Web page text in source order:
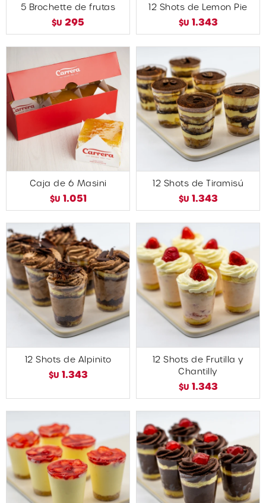
5 Brochette de frutas
$U 295
12 Shots de Lemon Pie
$U 1.343
Caja de 6 Masini
$U 1.051
12 Shots de Tiramisú
$U 1.343
12 Shots de Alpinito
$U 1.343
12 Shots de Frutilla y
Chantilly
$U 1.343